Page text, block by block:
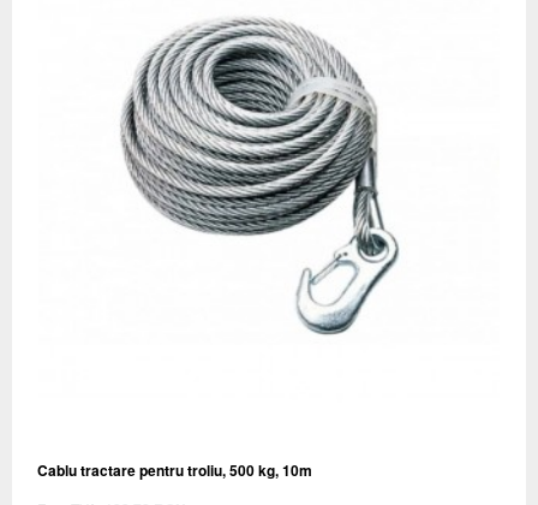
Cablu tractare pentru troliu, 500 kg, 10m